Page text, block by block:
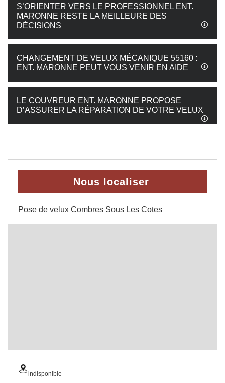
S’ORIENTER VERS LE PROFESSIONNEL ENT.
MARONNE RESTE LA MEILLEURE DES
DÉCISIONS
CHANGEMENT DE VELUX MÉCANIQUE 55160 :
ENT. MARONNE PEUT VOUS VENIR EN AIDE
LE COUVREUR ENT. MARONNE PROPOSE
D’ASSURER LA RÉPARATION DE VOTRE VELUX
Nous localiser
Pose de velux Combres Sous Les Cotes
indisponible